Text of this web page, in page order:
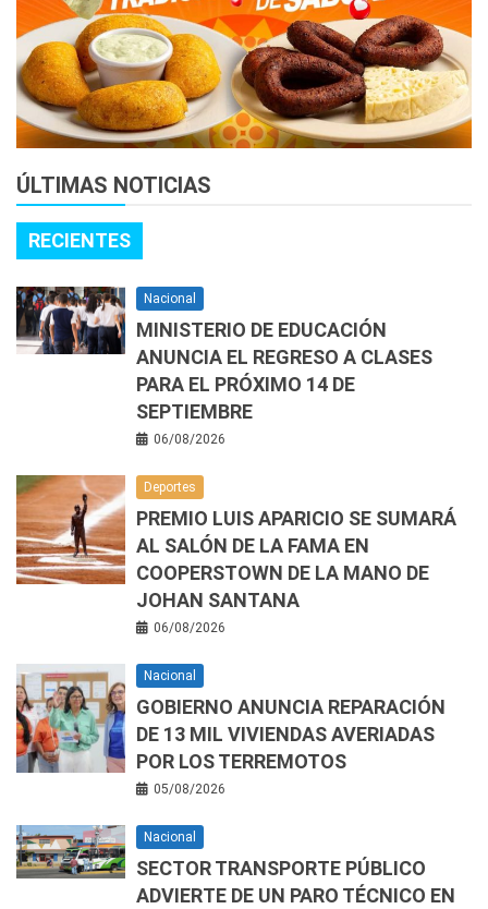
ÚLTIMAS NOTICIAS
RECIENTES
Nacional
MINISTERIO DE EDUCACIÓN
ANUNCIA EL REGRESO A CLASES
PARA EL PRÓXIMO 14 DE
SEPTIEMBRE
06/08/2026
Deportes
PREMIO LUIS APARICIO SE SUMARÁ
AL SALÓN DE LA FAMA EN
COOPERSTOWN DE LA MANO DE
JOHAN SANTANA
06/08/2026
Nacional
GOBIERNO ANUNCIA REPARACIÓN
DE 13 MIL VIVIENDAS AVERIADAS
POR LOS TERREMOTOS
05/08/2026
Nacional
SECTOR TRANSPORTE PÚBLICO
ADVIERTE DE UN PARO TÉCNICO EN